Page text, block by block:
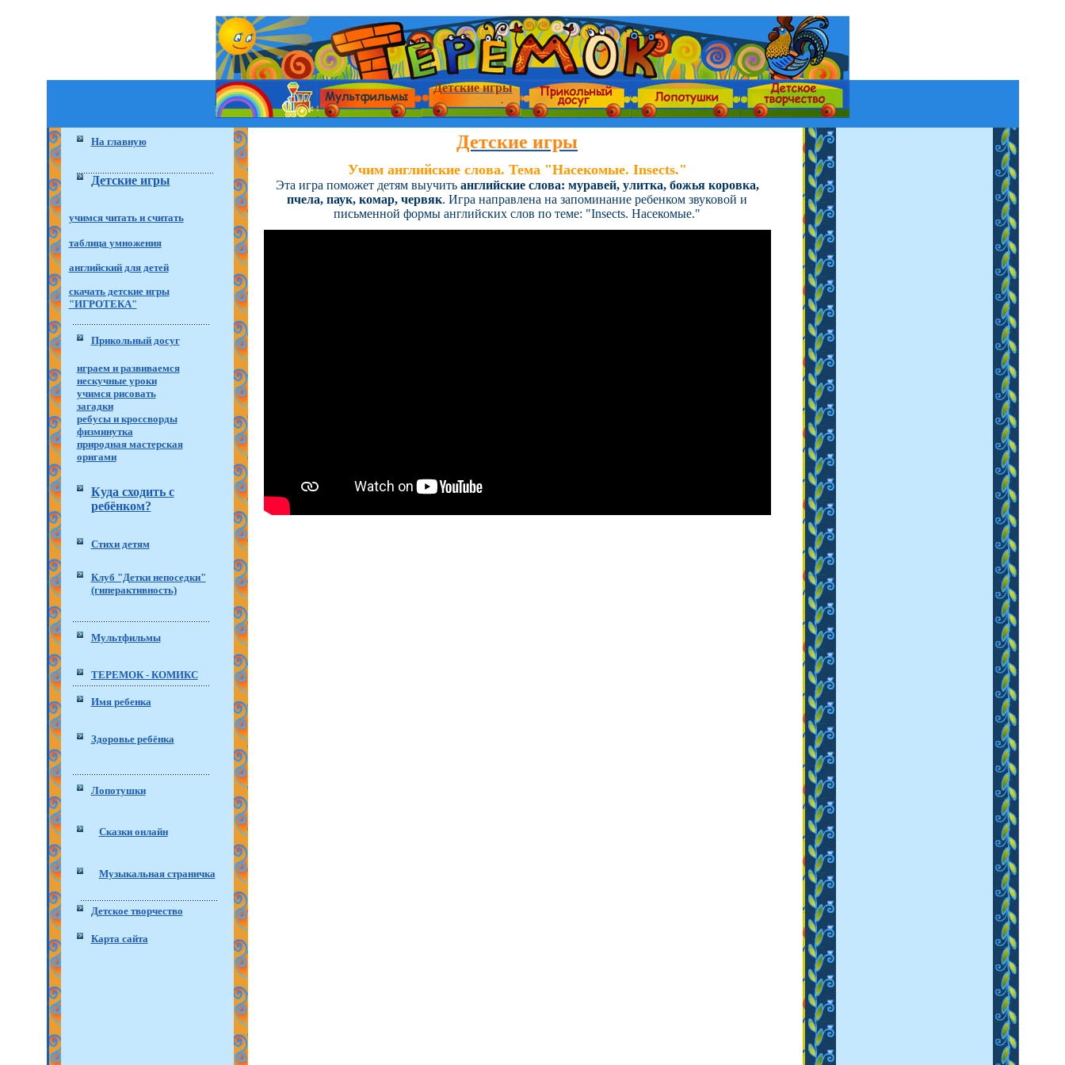
Детские игры
На главную
Детские игры
учимся читать и считать
таблица умножения
английский для детей
скачать детские игры
"ИГРОТЕКА"
Прикольный досуг
играем и развиваемся
нескучные уроки
учимся рисовать
загадки
ребусы и кроссворды
физминутка
природная мастерская
оригами
Куда сходить с
ребёнком?
Стихи детям
Клуб "Детки непоседки"
(гиперактивность)
Мультфильмы
ТЕРЕМОК - КОМИКС
Имя ребенка
Здоровье ребёнка
Лопотушки
Сказки онлайн
Музыкальная страничка
Детское творчество
Карта сайта
Детские игры
Учим английские слова. Тема "Насекомые. Insects."
Эта игра поможет детям выучить английские слова: муравей, улитка, божья коровка,
пчела, паук, комар, червяк. Игра направлена на запоминание ребенком звуковой и
письменной формы английских слов по теме: "Insects. Насекомые."